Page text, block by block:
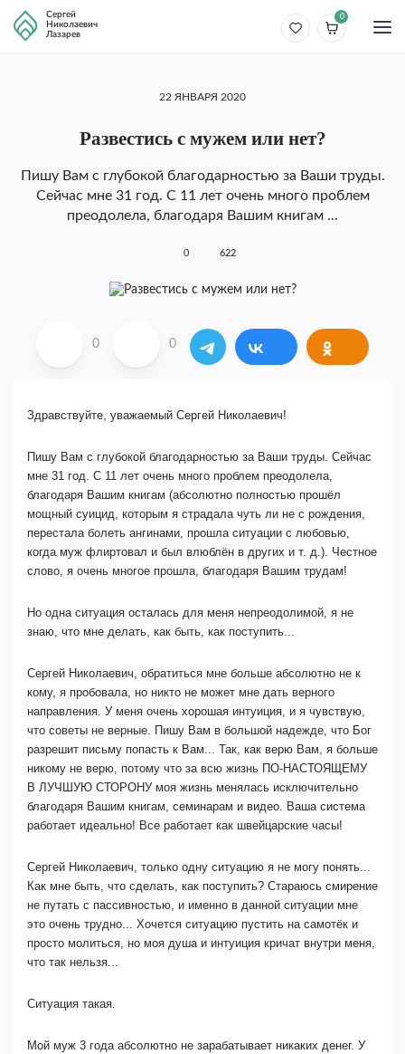
Сергей
Николаевич
Лазарев
0
22 ЯНВАРЯ 2020
Развестись с мужем или нет?
Пишу Вам с глубокой благодарностью за Ваши труды.
Сейчас мне 31 год. С 11 лет очень много проблем
преодолела, благодаря Вашим книгам ...
0 622
0 0
Здравствуйте, уважаемый Сергей Николаевич!
Пишу Вам с глубокой благодарностью за Ваши труды. Сейчас
мне 31 год. С 11 лет очень много проблем преодолела,
благодаря Вашим книгам (абсолютно полностью прошёл
мощный суицид, которым я страдала чуть ли не с рождения,
перестала болеть ангинами, прошла ситуации с любовью,
когда муж флиртовал и был влюблён в других и т. д.). Честное
слово, я очень многое прошла, благодаря Вашим трудам!
Но одна ситуация осталась для меня непреодолимой, я не
знаю, что мне делать, как быть, как поступить...
Сергей Николаевич, обратиться мне больше абсолютно не к
кому, я пробовала, но никто не может мне дать верного
направления. У меня очень хорошая интуиция, и я чувствую,
что советы не верные. Пишу Вам в большой надежде, что Бог
разрешит письму попасть к Вам... Так, как верю Вам, я больше
никому не верю, потому что за всю жизнь ПО-НАСТОЯЩЕМУ
В ЛУЧШУЮ СТОРОНУ моя жизнь менялась исключительно
благодаря Вашим книгам, семинарам и видео. Ваша система
работает идеально! Все работает как швейцарские часы!
Сергей Николаевич, только одну ситуацию я не могу понять...
Как мне быть, что сделать, как поступить? Стараюсь смирение
не путать с пассивностью, и именно в данной ситуации мне
это очень трудно... Хочется ситуацию пустить на самотёк и
просто молиться, но моя душа и интуиция кричат внутри меня,
что так нельзя...
Ситуация такая.
Мой муж 3 года абсолютно не зарабатывает никаких денег. У